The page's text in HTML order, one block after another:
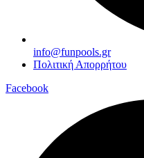
info@funpools.gr
Πολιτική Απορρήτου
Facebook